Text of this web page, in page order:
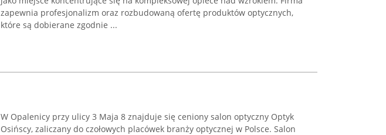
zapewnia profesjonalizm oraz rozbudowaną ofertę produktów optycznych,
które są dobierane zgodnie ...
W Opalenicy przy ulicy 3 Maja 8 znajduje się ceniony salon optyczny Optyk
Osińscy, zaliczany do czołowych placówek branży optycznej w Polsce. Salon